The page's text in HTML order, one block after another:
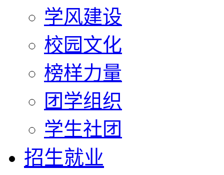
学风建设
校园文化
榜样力量
团学组织
学生社团
招生就业